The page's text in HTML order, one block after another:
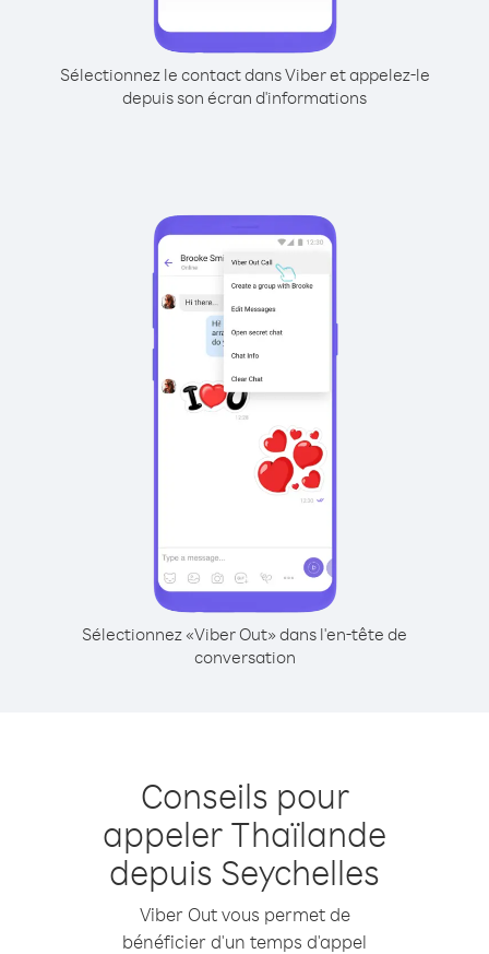
Sélectionnez le contact dans Viber et appelez-le
depuis son écran d'informations
Sélectionnez «Viber Out» dans l'en-tête de
conversation
Conseils pour
appeler Thaïlande
depuis Seychelles
Viber Out vous permet de
bénéficier d'un temps d'appel